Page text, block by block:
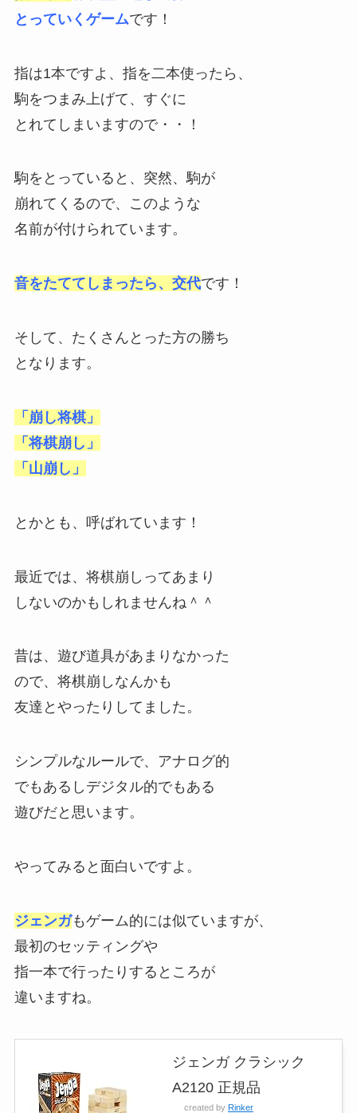
とっていくゲームです！
指は1本ですよ、指を二本使ったら、
駒をつまみ上げて、すぐに
とれてしまいますので・・！
駒をとっていると、突然、駒が
崩れてくるので、このような
名前が付けられています。
音をたててしまったら、交代です！
そして、たくさんとった方の勝ち
となります。
「崩し将棋」
「将棋崩し」
「山崩し」
とかとも、呼ばれています！
最近では、将棋崩しってあまり
しないのかもしれませんね＾＾
昔は、遊び道具があまりなかった
ので、将棋崩しなんかも
友達とやったりしてました。
シンプルなルールで、アナログ的
でもあるしデジタル的でもある
遊びだと思います。
やってみると面白いですよ。
ジェンガもゲーム的には似ていますが、
最初のセッティングや
指一本で行ったりするところが
違いますね。
ジェンガ クラシック
A2120 正規品
created by Rinker